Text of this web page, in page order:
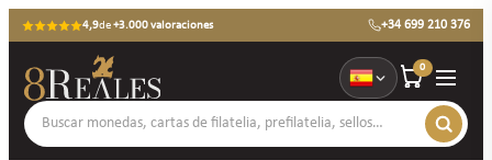
4,9de+3.000 valoraciones +34 699 210 376
0